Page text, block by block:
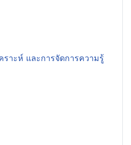
ราะห์ และการจัดการความรู้